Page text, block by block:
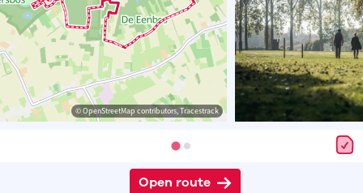
© OpenStreetMap contributors, Tracestrack
Open route